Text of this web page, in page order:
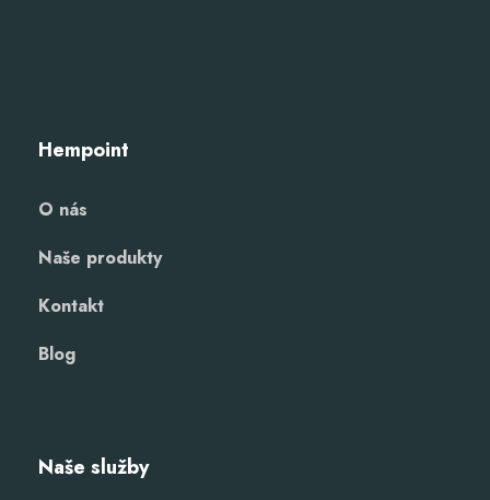
Hempoint
O nás
Naše produkty
Kontakt
Blog
Naše služby